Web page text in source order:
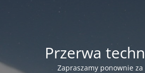
Przerwa
Zapraszamy ponownie